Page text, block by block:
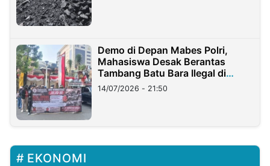
Demo di Depan Mabes Polri,
Mahasiswa Desak Berantas
Tambang Batu Bara Ilegal di
Lampung
14/07/2026 - 21:50
EKONOMI